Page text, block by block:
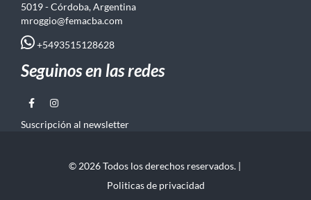
5019 - Córdoba, Argentina
mroggio@femacba.com
+5493515128628
Seguinos en las redes
Suscripción al newsletter
© 2026 Todos los derechos reservados. |
Politicas de privacidad